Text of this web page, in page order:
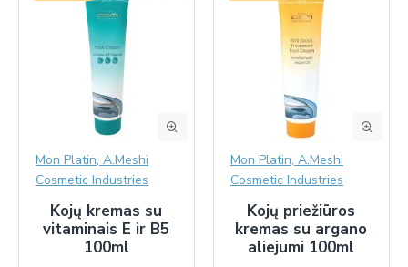
Mon Platin, A.Meshi
Cosmetic Industries
Kojų kremas su
vitaminais E ir B5
100ml
Mon Platin, A.Meshi
Cosmetic Industries
Kojų priežiūros
kremas su argano
aliejumi 100ml